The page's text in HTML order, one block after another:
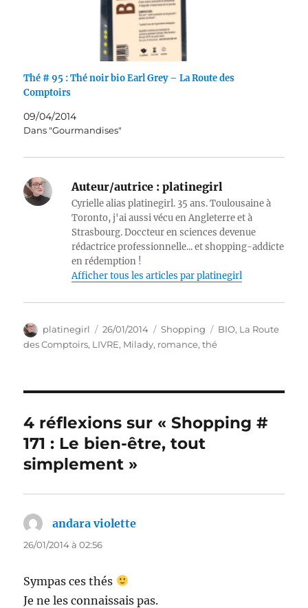
Thé # 95 : Thé noir bio Earl Grey – La Route des
Comptoirs
09/04/2014
Dans "Gourmandises"
Auteur/autrice : platinegirl
Cyrielle alias platinegirl. 35 ans. Toulousaine à
Toronto, j'ai aussi vécu en Angleterre et à
Strasbourg. Doccteur en sciences devenue
rédactrice professionnelle... et shopping-addicte
en rédemption !
Afficher tous les articles par platinegirl
Auteur
platinegirl
Publié
le
26/01/2014 Catégories
Shopping Étiquettes
BIO, La Route
des Comptoirs, LIVRE, Milady, romance,thé
4 réflexions sur « Shopping #
171 : Le bien-être, tout
simplement »
andara violette
26/01/2014 à 02:56
Sympas ces thés
Je ne les connaissais pas.